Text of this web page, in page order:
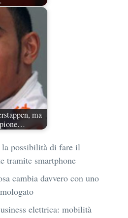
ma
la possibilità di fare il
tramite smartphone
cambia davvero con uno
elettrica: mobilità